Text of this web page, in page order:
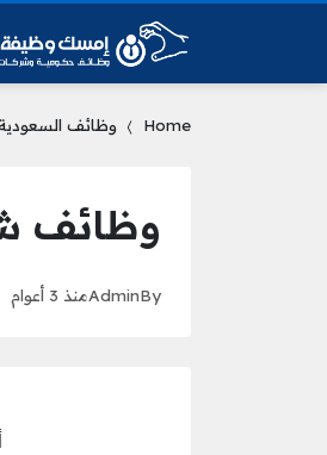
Home وظائف
وظائف
By
Adminمنذ 3 أعوام